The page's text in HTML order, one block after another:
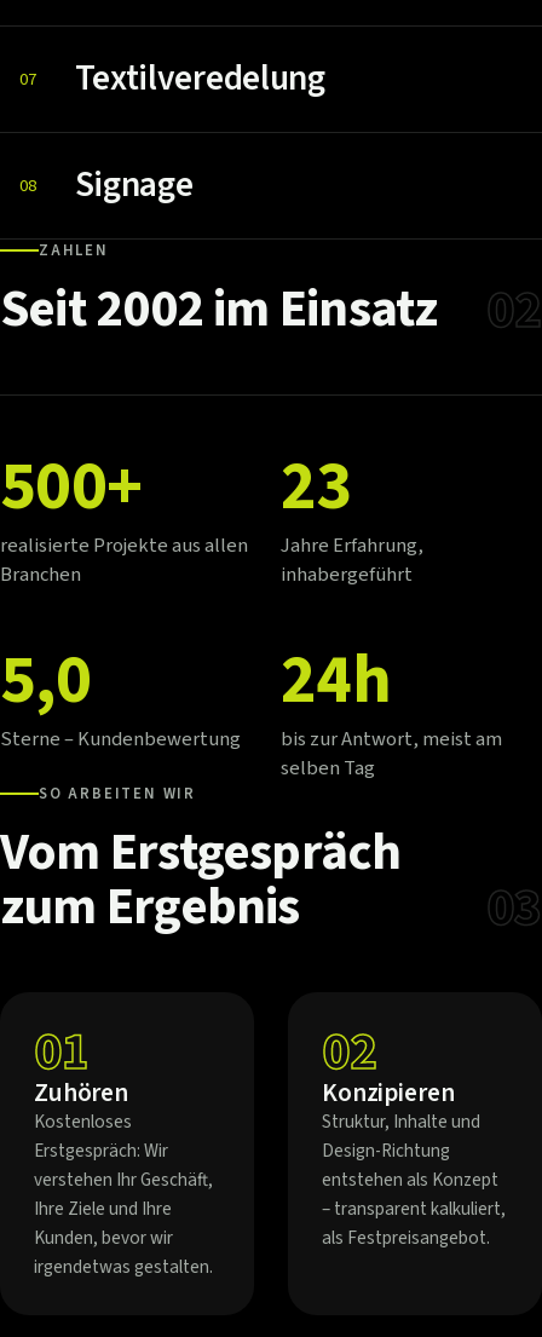
07 Textilveredelung
08 Signage
ZAHLEN
Seit2002im Einsatz 02
500+
realisierte Projekte aus allen
Branchen
23
Jahre Erfahrung,
inhabergeführt
5,0
Sterne – Kundenbewertung
24h
bis zur Antwort, meist am
selben Tag
SO ARBEITEN WIR
Vom Erstgespräch
zum Ergebnis
03
01
Zuhören
Kostenloses
Erstgespräch: Wir
verstehen Ihr Geschäft,
Ihre Ziele und Ihre
Kunden, bevor wir
irgendetwas gestalten.
02
Konzipieren
Struktur, Inhalte und
Design-Richtung
entstehen als Konzept
– transparent kalkuliert,
als Festpreisangebot.